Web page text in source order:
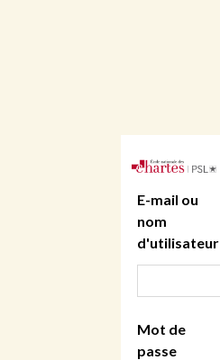
E-mail ou
nom
d'utilisateur
Mot de
passe